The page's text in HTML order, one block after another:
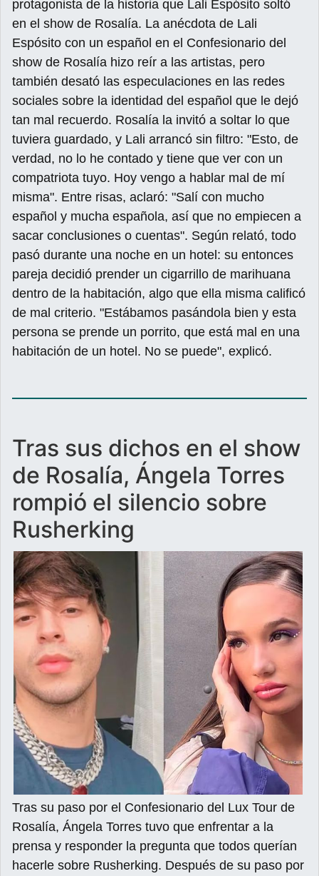
protagonista de la historia que Lali Espósito soltó
en el show de Rosalía. La anécdota de Lali
Espósito con un español en el Confesionario del
show de Rosalía hizo reír a las artistas, pero
también desató las especulaciones en las redes
sociales sobre la identidad del español que le dejó
tan mal recuerdo. Rosalía la invitó a soltar lo que
tuviera guardado, y Lali arrancó sin filtro: "Esto, de
verdad, no lo he contado y tiene que ver con un
compatriota tuyo. Hoy vengo a hablar mal de mí
misma". Entre risas, aclaró: "Salí con mucho
español y mucha española, así que no empiecen a
sacar conclusiones o cuentas". Según relató, todo
pasó durante una noche en un hotel: su entonces
pareja decidió prender un cigarrillo de marihuana
dentro de la habitación, algo que ella misma calificó
de mal criterio. "Estábamos pasándola bien y esta
persona se prende un porrito, que está mal en una
habitación de un hotel. No se puede", explicó.
Tras sus dichos en el show
de Rosalía, Ángela Torres
rompió el silencio sobre
Rusherking
Tras su paso por el Confesionario del Lux Tour de
Rosalía, Ángela Torres tuvo que enfrentar a la
prensa y responder la pregunta que todos querían
hacerle sobre Rusherking. Después de su paso por